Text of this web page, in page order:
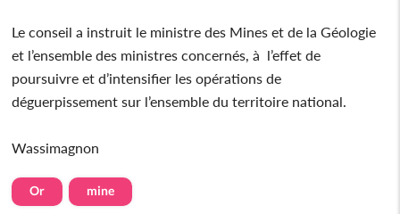
Le conseil a instruit le ministre des Mines et de la Géologie
et l’ensemble des ministres concernés, à l’effet de
poursuivre et d’intensifier les opérations de
déguerpissement sur l’ensemble du territoire national.
Wassimagnon
Or mine